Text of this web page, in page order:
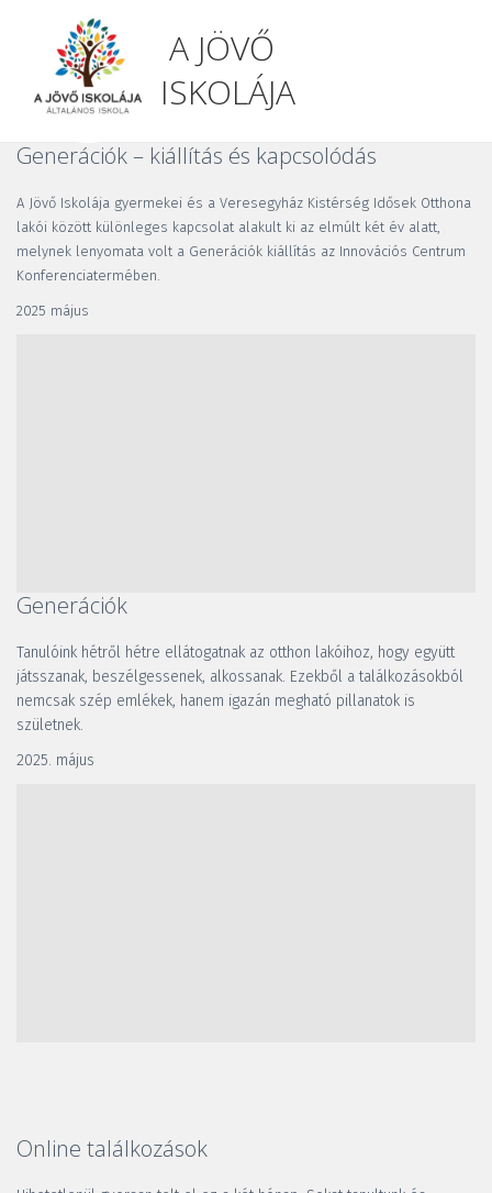
A JÖVŐ
ISKOLÁJA
Generációk – kiállítás és kapcsolódás
A Jövő Iskolája gyermekei és a Veresegyház Kistérség Idősek Otthona
lakói között különleges kapcsolat alakult ki az elmúlt két év alatt,
melynek lenyomata volt a Generációk kiállítás az Innovációs Centrum
Konferenciatermében.
2025 május
Generációk
Tanulóink hétről hétre ellátogatnak az otthon lakóihoz, hogy együtt
játsszanak, beszélgessenek, alkossanak. Ezekből a találkozásokból
nemcsak szép emlékek, hanem igazán megható pillanatok is
születnek.
2025. május
Online találkozások